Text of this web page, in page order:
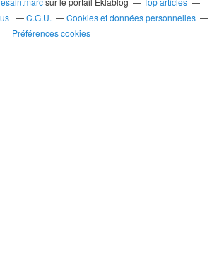
C.G.U.
Cookies et données personnelles
Préférences cookies